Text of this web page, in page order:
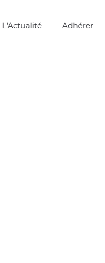
L'Actualité Adhérer